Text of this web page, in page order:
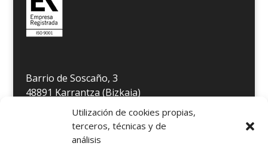
Utilización de cookies propias,
terceros, técnicas y de
análisis
Barrio de Soscaño, 3
48891 Karrantza (Bizkaia)
Télefono 946 806 349
info@residenciakarrantza.eus